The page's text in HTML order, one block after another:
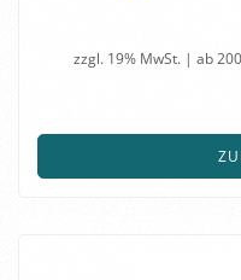
zzgl. 19% MwSt. | ab